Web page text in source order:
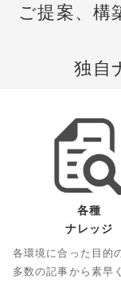
ご提案、構
独自
各種
ナレッジ
各環境に合った目的
多数の記事から素早